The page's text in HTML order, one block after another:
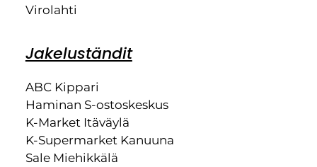
Virolahti
Jakeluständit
ABC Kippari
Haminan S-ostoskeskus
K-Market Itäväylä
K-Supermarket Kanuuna
Sale Miehikkälä